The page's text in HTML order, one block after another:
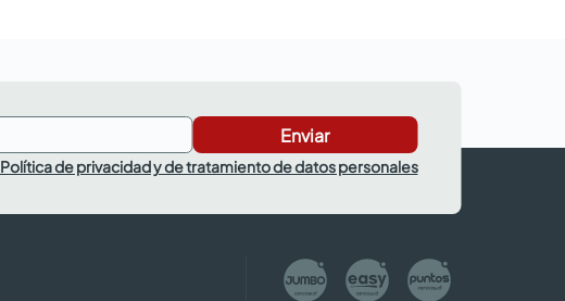
Enviar
Política de privacidad y de tratamiento de datos personales